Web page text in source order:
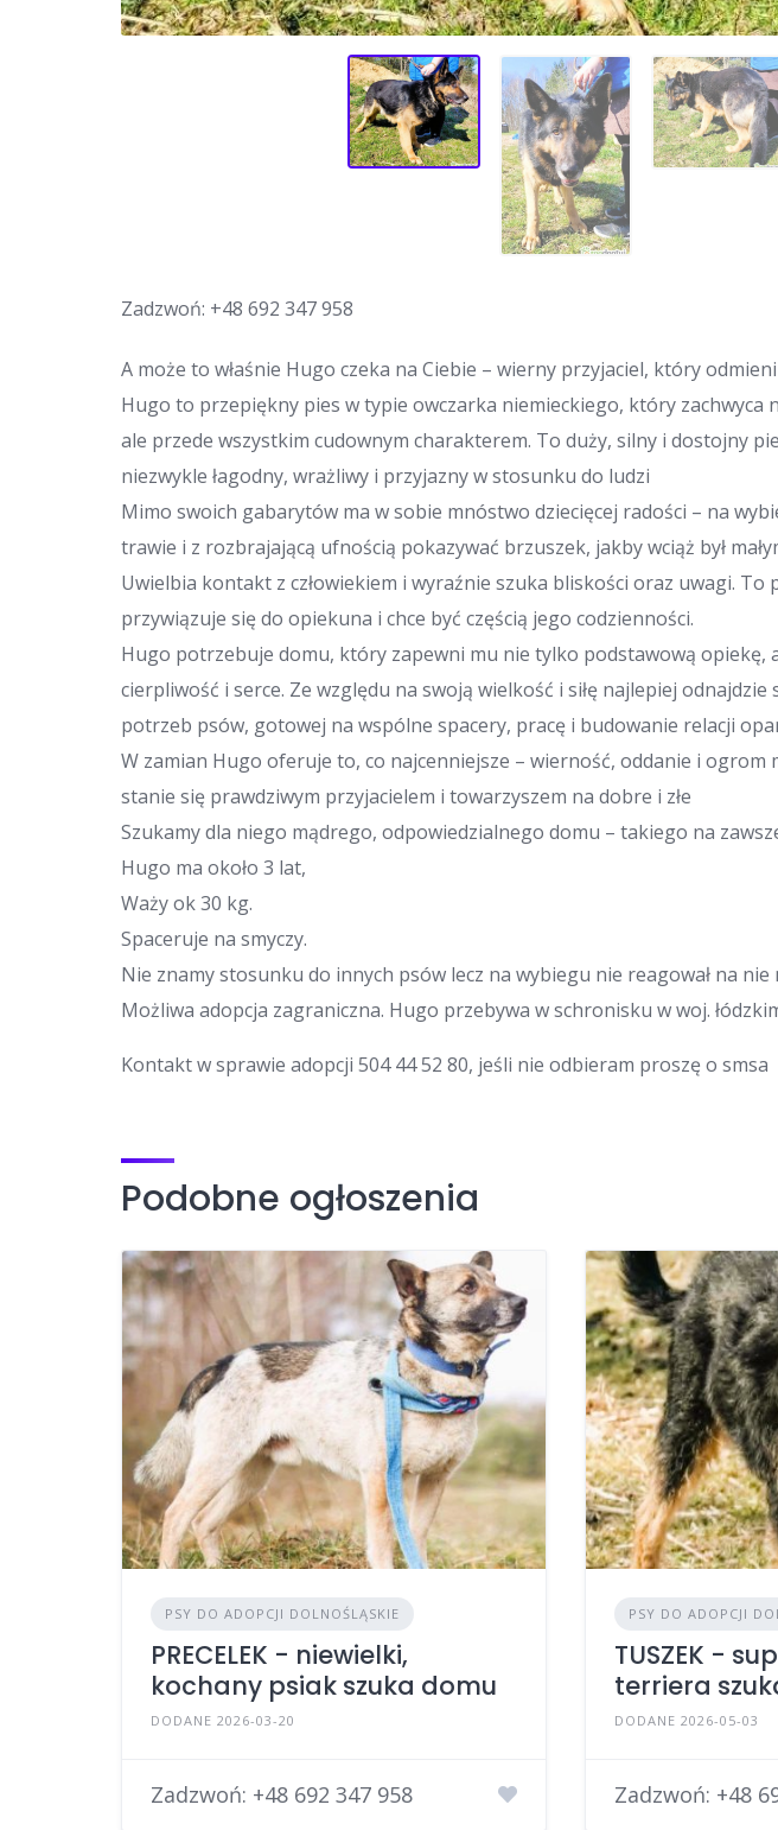
Zadzwoń: +48 692 347 958
A może to właśnie Hugo czeka na Ciebie – wierny przyjaciel, który
Hugo to przepiękny pies w typie owczarka niemieckiego, który zachwyca
ale przede wszystkim cudownym charakterem. To duży, silny i dostojny
niezwykle łagodny, wrażliwy i przyjazny w stosunku do ludzi
Mimo swoich gabarytów ma w sobie mnóstwo dziecięcej radości – na
trawie i z rozbrajającą ufnością pokazywać brzuszek, jakby wciąż był
Uwielbia kontakt z człowiekiem i wyraźnie szuka bliskości oraz uwagi. To
przywiązuje się do opiekuna i chce być częścią jego codzienności.
Hugo potrzebuje domu, który zapewni mu nie tylko podstawową opiekę,
cierpliwość i serce. Ze względu na swoją wielkość i siłę najlepiej odnajdzie
potrzeb psów, gotowej na wspólne spacery, pracę i budowanie relacji
W zamian Hugo oferuje to, co najcenniejsze – wierność, oddanie i ogrom
stanie się prawdziwym przyjacielem i towarzyszem na dobre i złe
Szukamy dla niego mądrego, odpowiedzialnego domu – takiego na
Hugo ma około 3 lat,
Waży ok 30 kg.
Spaceruje na smyczy.
Nie znamy stosunku do innych psów lecz na wybiegu nie reagował na nie
Możliwa adopcja zagraniczna. Hugo przebywa w schronisku w woj.
Kontakt w sprawie adopcji 504 44 52 80, jeśli nie odbieram proszę o smsa
Podobne ogłoszenia
PSY DO ADOPCJI DOLNOŚLĄSKIE
PRECELEK - niewielki,
kochany psiak szuka domu
DODANE 2026-03-20
Zadzwoń: +48 692 347 958
PSY DO ADOPCJI
TUSZEK -
terriera
DODANE 2026-05-03
Zadzwoń: +48